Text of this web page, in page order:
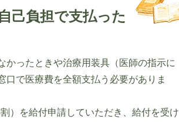
己負担で支払った
かったときや治療用装具（医師の指示に
口で医療費を全額支払う必要がありま
）を給付申請していただき、給付を受け